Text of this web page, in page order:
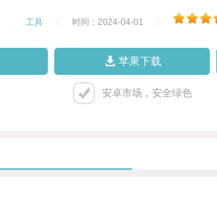
工具 时间：2024-04-01
苹果下载
安卓市场，安全绿色